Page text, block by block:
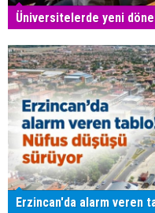
Üniversitelerde yeni
Erzincan'da alarm veren